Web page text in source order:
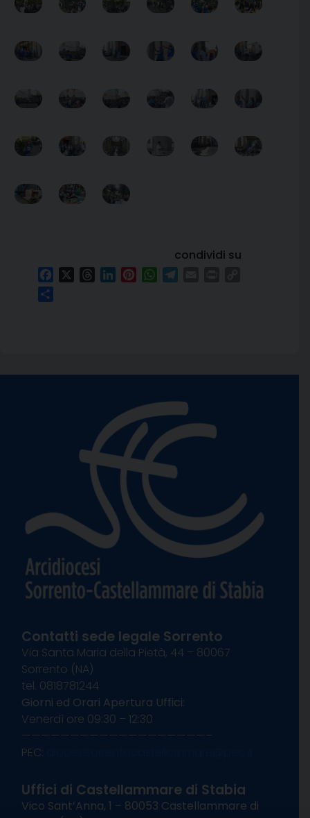
condividi su
FacebookThreadsLinkedInPinterestWhatsApp
Contatti sede legale Sorrento
Via Santa Maria della Pietà, 44 – 80067
Sorrento (NA)
tel. 0818781244
Giorni ed Orari Apertura Uffici:
Venerdì ore 09:30 – 12:30
———————————————————–
PEC:
Uffici di Castellammare di Stabia
Vico Sant’Anna, 1 – 80053 Castellammare di